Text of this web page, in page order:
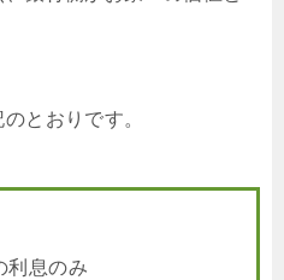
とおりです。
利息のみ